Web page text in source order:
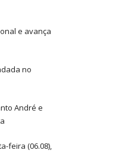
e avança
no
André e
feira (06.08),